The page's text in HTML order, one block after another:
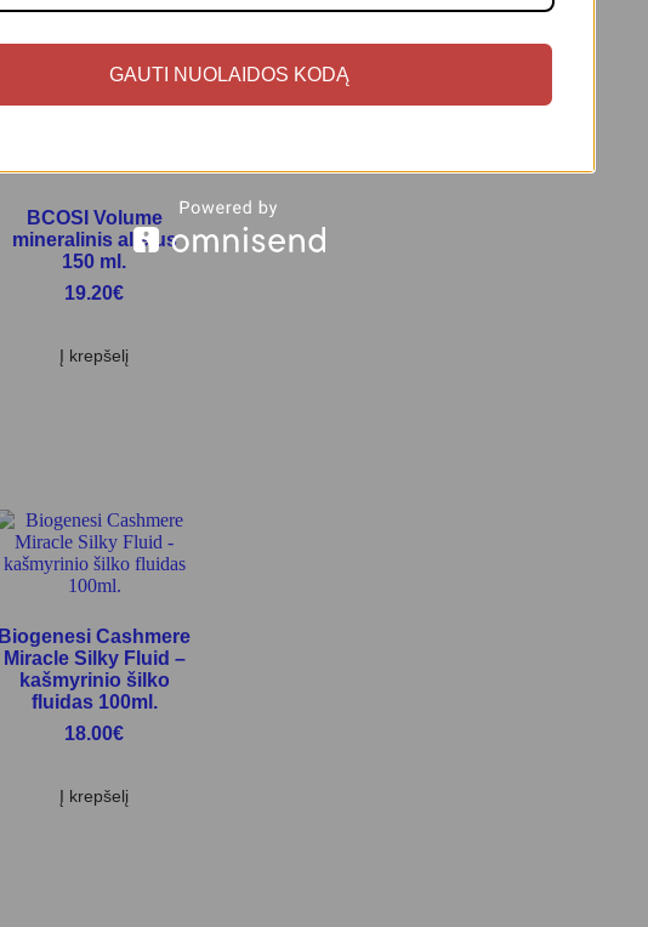
BCOSI Volume
mineralinis aliejus
150 ml.
19.20€
Į krepšelį
Biogenesi Cashmere
Miracle Silky Fluid –
kašmyrinio šilko
fluidas 100ml.
18.00€
Į krepšelį
GAUTI NUOLAIDOS KODĄ